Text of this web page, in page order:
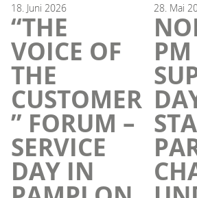
18. Juni 2026
“THE
VOICE OF
THE
CUSTOMER
” FORUM –
SERVICE
DAY IN
28. Mai
PM